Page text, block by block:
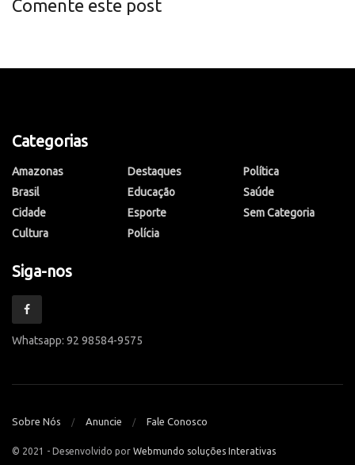
Comente este post
Categorias
Amazonas
Brasil
Cidade
Cultura
Destaques
Educação
Esporte
Polícia
Política
Saúde
Sem Categoria
Siga-nos
Whatsapp: 92 98584-9575
Sobre Nós Anuncie Fale Conosco
© 2021 - Desenvolvido por Webmundo soluções Interativas